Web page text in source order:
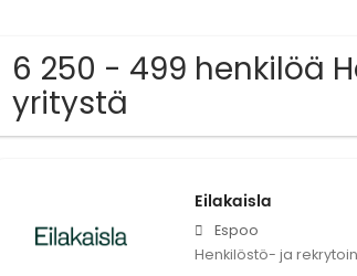
6 250 - 499 henkilöä
yritystä
Eilakaisla
Espoo
Henkilöstö- ja